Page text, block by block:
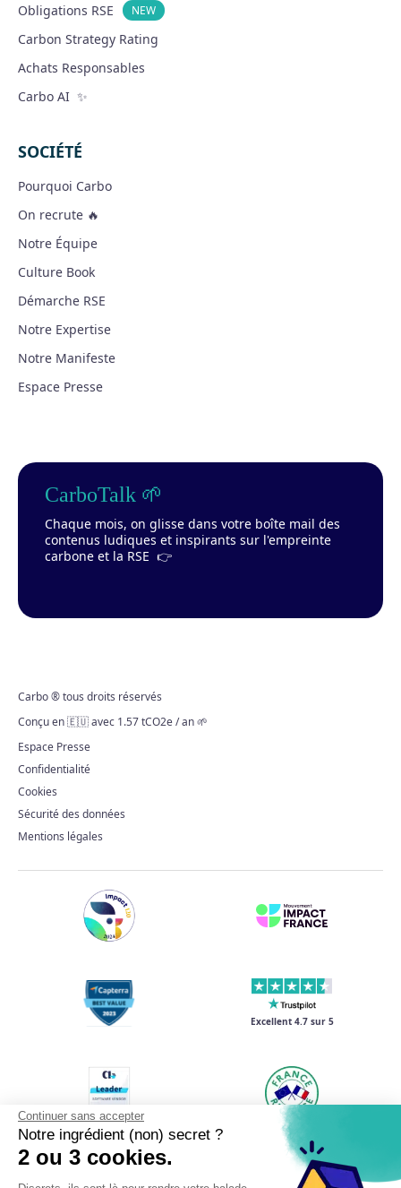
Continuer sans accepter
Notre ingrédient (non) secret ?
2 ou 3 cookies.
Obligations RSE
NEW
Carbon Strategy Rating
Achats Responsables
Carbo AI ✨
SOCIÉTÉ
Pourquoi Carbo
On recrute 🔥
Notre Équipe
Culture Book
Démarche RSE
Notre Expertise
Notre Manifeste
Espace Presse
CarboTalk 🌱
Chaque mois, on glisse dans votre boîte mail des
contenus ludiques et inspirants sur l'empreinte
carbone et la RSE 👉
Carbo ® tous droits réservés
Conçu en 🇪🇺 avec 1.57 tCO2e / an 🌱
Espace Presse
Confidentialité
Cookies
Sécurité des données
Mentions légales
Excellent 4.7 sur 5